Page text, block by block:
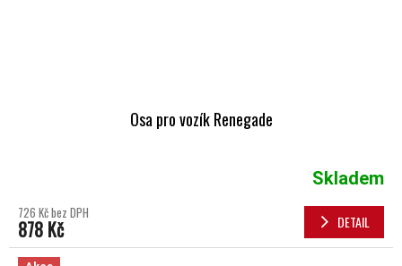
Osa pro vozík Renegade
Skladem
726 Kč bez DPH
878 Kč DETAIL